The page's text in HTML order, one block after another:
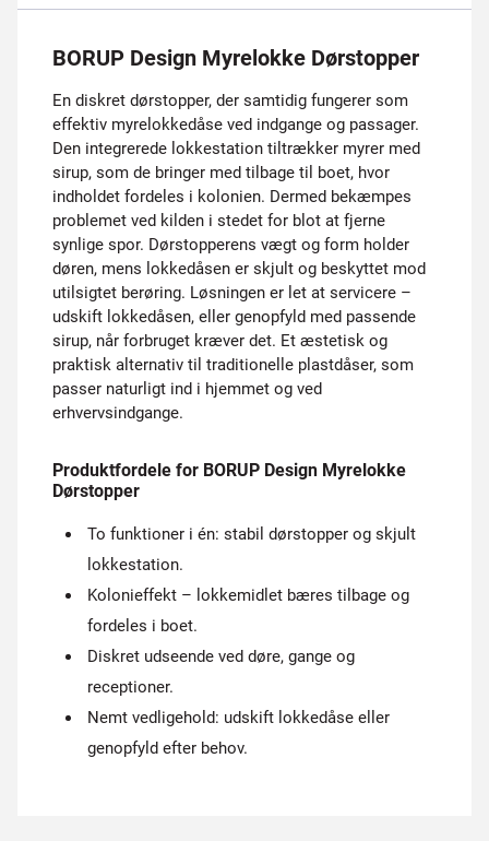
BORUP Design Myrelokke Dørstopper
En diskret dørstopper, der samtidig fungerer som
effektiv myrelokkedåse ved indgange og passager.
Den integrerede lokkestation tiltrækker myrer med
sirup, som de bringer med tilbage til boet, hvor
indholdet fordeles i kolonien. Dermed bekæmpes
problemet ved kilden i stedet for blot at fjerne
synlige spor. Dørstopperens vægt og form holder
døren, mens lokkedåsen er skjult og beskyttet mod
utilsigtet berøring. Løsningen er let at servicere –
udskift lokkedåsen, eller genopfyld med passende
sirup, når forbruget kræver det. Et æstetisk og
praktisk alternativ til traditionelle plastdåser, som
passer naturligt ind i hjemmet og ved
erhvervsindgange.
Produktfordele for BORUP Design Myrelokke
Dørstopper
To funktioner i én: stabil dørstopper og skjult
lokkestation.
Kolonieffekt – lokkemidlet bæres tilbage og
fordeles i boet.
Diskret udseende ved døre, gange og
receptioner.
Nemt vedligehold: udskift lokkedåse eller
genopfyld efter behov.